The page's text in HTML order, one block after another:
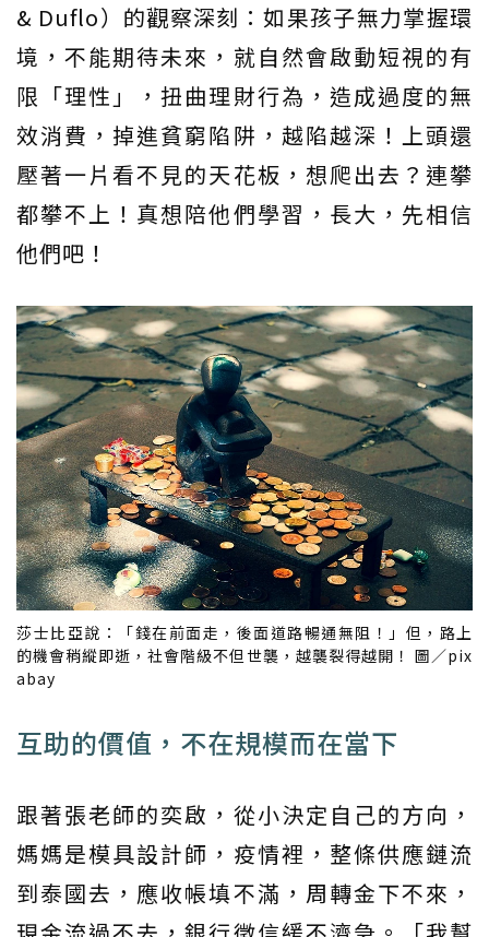
& Duflo）的觀察深刻：如果孩子無力掌握環
境，不能期待未來，就自然會啟動短視的有
限「理性」，扭曲理財行為，造成過度的無
效消費，掉進貧窮陷阱，越陷越深！上頭還
壓著一片看不見的天花板，想爬出去？連攀
都攀不上！真想陪他們學習，長大，先相信
他們吧！
莎士比亞說：「錢在前面走，後面道路暢通無阻！」但，路上
的機會稍縱即逝，社會階級不但世襲，越襲裂得越開！ 圖／pix
abay
互助的價值，不在規模而在當下
跟著張老師的奕啟，從小決定自己的方向，
媽媽是模具設計師，疫情裡，整條供應鏈流
到泰國去，應收帳填不滿，周轉金下不來，